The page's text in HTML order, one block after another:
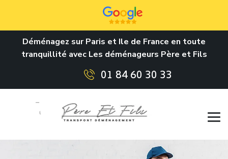
Déménagez sur Paris et Ile de France en toute
tranquillité avec Les déménageurs Père et Fils
01 84 60 30 33